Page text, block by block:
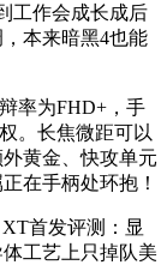
工作会成长成后
本来暗黑4也能
率为FHD+，手
。长焦微距可以
黄金、快攻单元
在手柄处环抱！
首发评测：显
工艺上只掉队美